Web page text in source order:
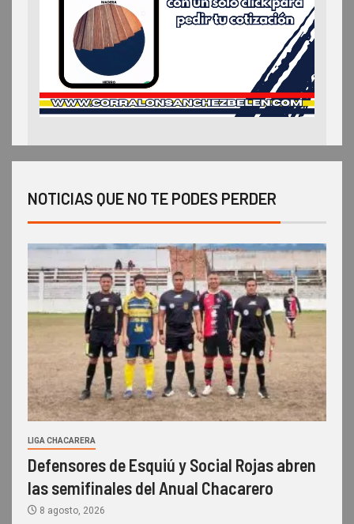
NOTICIAS QUE NO TE PODES PERDER
LIGA CHACARERA
Defensores de Esquiú y Social Rojas abren
las semifinales del Anual Chacarero
8 agosto, 2026